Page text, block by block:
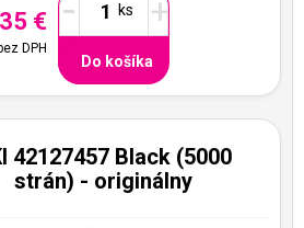
€
bez DPH
- +
Do košíka
42127457 Black (5000
strán) - originálny